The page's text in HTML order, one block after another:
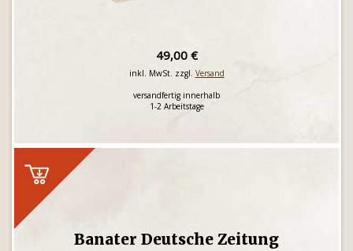
49,00 €
inkl. MwSt. zzgl. Versand
versandfertig innerhalb
1-2 Arbeitstage
Banater Deutsche Zeitung